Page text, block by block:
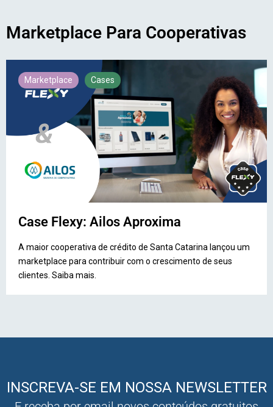
Marketplace Para Cooperativas
Marketplace Cases
Case Flexy: Ailos Aproxima
A maior cooperativa de crédito de Santa Catarina lançou um
marketplace para contribuir com o crescimento de seus
clientes. Saiba mais.
INSCREVA-SE EM NOSSA NEWSLETTER